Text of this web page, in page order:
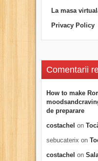
La masa
Privacy Policy
Comentarii
How to make
de preparare
costachel on
sebucaterix on
costachel on